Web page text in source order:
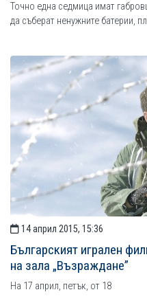
Точно една седмица имат
да съберат ненужните батерии,
14 април 2015, 15:36
Българският игрален
на зала „Възраждане”
На 17 април, петък, от 18